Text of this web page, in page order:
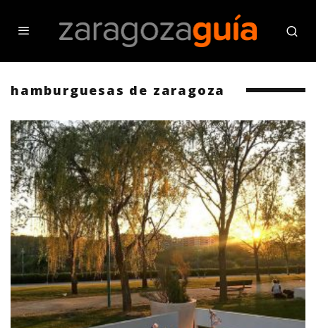
hamburguesas de zaragoza